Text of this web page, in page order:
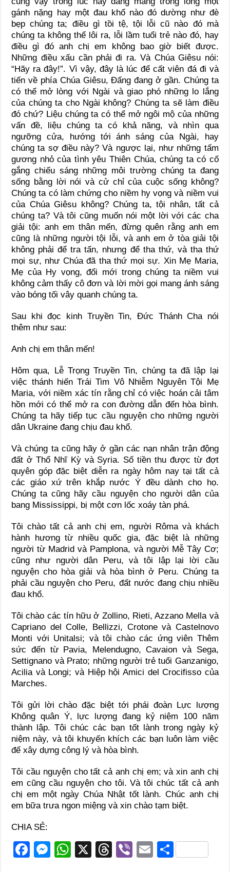
gánh nặng hay một đau khổ nào đó dường như đè
bẹp chúng ta; điều gì tồi tệ, tội lỗi cũ nào đó mà
chúng ta không thể lôi ra, lỗi lầm tuổi trẻ nào đó, hay
điều gì đó anh chị em không bao giờ biết được.
Những điều xấu cần phải đi ra. Và Chúa Giêsu nói:
“Hãy ra đây!”. Vì vậy, đây là lúc để cất viên đá đi và
tiến về phía Chúa Giêsu, Đấng đang ở gần. Chúng ta
có thể mở lòng với Ngài và giao phó những lo lắng
của chúng ta cho Ngài không? Chúng ta sẽ làm điều
đó chứ? Liệu chúng ta có thể mở ngôi mộ của những
vấn đề, liệu chúng ta có khả năng, và nhìn qua
ngưỡng cửa, hướng tới ánh sáng của Ngài, hay
chúng ta sợ điều này? Và ngược lại, như những tấm
gương nhỏ của tình yêu Thiên Chúa, chúng ta có cố
gắng chiếu sáng những môi trường chúng ta đang
sống bằng lời nói và cử chỉ của cuộc sống không?
Chúng ta có làm chứng cho niềm hy vọng và niềm vui
của Chúa Giêsu không? Chúng ta, tội nhân, tất cả
chúng ta? Và tôi cũng muốn nói một lời với các cha
giải tội: anh em thân mến, đừng quên rằng anh em
cũng là những người tội lỗi, và anh em ở tòa giải tội
không phải để tra tấn, nhưng để tha thứ, và tha thứ
mọi sự, như Chúa đã tha thứ mọi sự. Xin Mẹ Maria,
Mẹ của Hy vọng, đổi mới trong chúng ta niềm vui
không cảm thấy cô đơn và lời mời gọi mang ánh sáng
vào bóng tối vây quanh chúng ta.
Sau khi đọc kinh Truyền Tin, Đức Thánh Cha nói
thêm như sau:
Anh chị em thân mến!
Hôm qua, Lễ Trọng Truyền Tin, chúng ta đã lập lại
việc thánh hiến Trái Tim Vô Nhiễm Nguyên Tội Mẹ
Maria, với niềm xác tín rằng chỉ có việc hoán cải tâm
hồn mới có thể mở ra con đường dẫn đến hòa bình.
Chúng ta hãy tiếp tục cầu nguyện cho những người
dân Ukraine đang chịu đau khổ.
Và chúng ta cũng hãy ở gần các nạn nhân trận động
đất ở Thổ Nhĩ Kỳ và Syria. Số tiền thu được từ đợt
quyên góp đặc biệt diễn ra ngày hôm nay tại tất cả
các giáo xứ trên khắp nước Ý đều dành cho họ.
Chúng ta cũng hãy cầu nguyện cho người dân của
bang Mississippi, bị một cơn lốc xoáy tàn phá.
Tôi chào tất cả anh chị em, người Rôma và khách
hành hương từ nhiều quốc gia, đặc biệt là những
người từ Madrid và Pamplona, và người Mễ Tây Cơ;
cũng như người dân Peru, và tôi lập lại lời cầu
nguyện cho hòa giải và hòa bình ở Peru. Chúng ta
phải cầu nguyện cho Peru, đất nước đang chịu nhiều
đau khổ.
Tôi chào các tín hữu ở Zollino, Rieti, Azzano Mella và
Capriano del Colle, Bellizzi, Crotone và Castelnovo
Monti với Unitalsi; và tôi chào các ứng viên Thêm
sức đến từ Pavia, Melendugno, Cavaion và Sega,
Settignano và Prato; những người trẻ tuổi Ganzanigo,
Acilia và Longi; và Hiệp hội Amici del Crocifisso của
Marches.
Tôi gửi lời chào đặc biệt tới phái đoàn Lực lượng
Không quân Ý, lực lượng đang kỷ niệm 100 năm
thành lập. Tôi chúc các bạn tốt lành trong ngày kỷ
niệm này, và tôi khuyến khích các bạn luôn làm việc
để xây dựng công lý và hòa bình.
Tôi cầu nguyện cho tất cả anh chị em; và xin anh chị
em cũng cầu nguyện cho tôi. Và tôi chúc tất cả anh
chị em một ngày Chúa Nhật tốt lành. Chúc anh chị
em bữa trưa ngon miệng và xin chào tạm biệt.
CHIA SẺ:
F
M
W
X
T
Vi
E S